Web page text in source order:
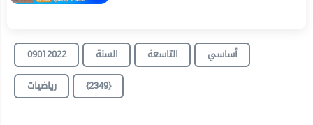
09012022 السنة التاسعة
أساسي
رياضيات
{2349}